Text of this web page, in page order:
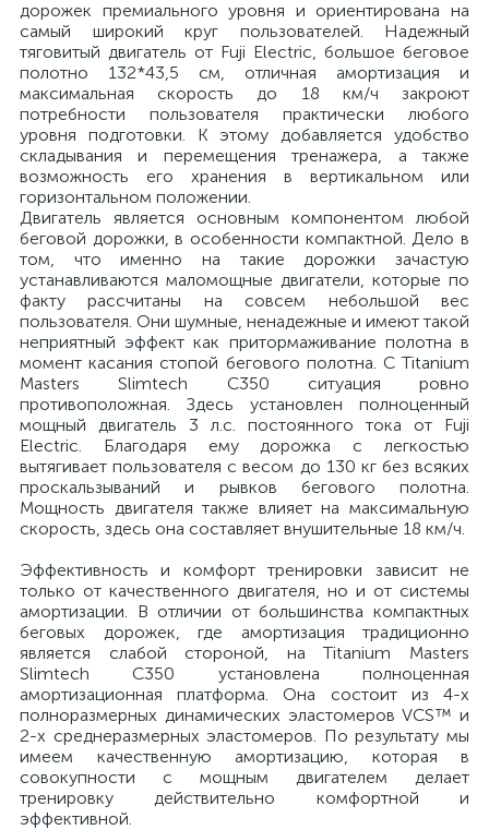
дорожек премиального уровня и ориентирована на
самый широкий круг пользователей. Надежный
тяговитый двигатель от Fuji Electric, большое беговое
полотно 132*43,5 см, отличная амортизация и
максимальная скорость до 18 км/ч закроют
потребности пользователя практически любого
уровня подготовки. К этому добавляется удобство
складывания и перемещения тренажера, а также
возможность его хранения в вертикальном или
горизонтальном положении.
Двигатель является основным компонентом любой
беговой дорожки, в особенности компактной. Дело в
том, что именно на такие дорожки зачастую
устанавливаются маломощные двигатели, которые по
факту рассчитаны на совсем небольшой вес
пользователя. Они шумные, ненадежные и имеют такой
неприятный эффект как притормаживание полотна в
момент касания стопой бегового полотна. С Titanium
Masters Slimtech C350 ситуация ровно
противоположная. Здесь установлен полноценный
мощный двигатель 3 л.с. постоянного тока от Fuji
Electric. Благодаря ему дорожка с легкостью
вытягивает пользователя с весом до 130 кг без всяких
проскальзываний и рывков бегового полотна.
Мощность двигателя также влияет на максимальную
скорость, здесь она составляет внушительные 18 км/ч.
Эффективность и комфорт тренировки зависит не
только от качественного двигателя, но и от системы
амортизации. В отличии от большинства компактных
беговых дорожек, где амортизация традиционно
является слабой стороной, на Titanium Masters
Slimtech C350 установлена полноценная
амортизационная платформа. Она состоит из 4-х
полноразмерных динамических эластомеров VCS™ и
2-х среднеразмерных эластомеров. По результату мы
имеем качественную амортизацию, которая в
совокупности с мощным двигателем делает
тренировку действительно комфортной и
эффективной.